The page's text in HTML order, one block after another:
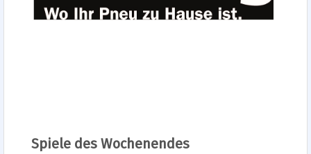
Spiele des Wochenendes